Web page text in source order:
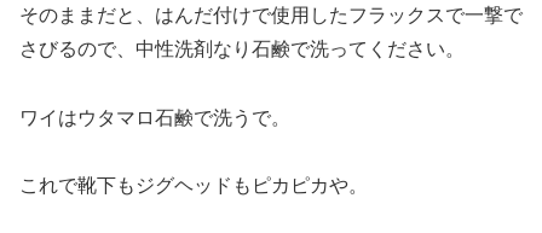
そのままだと、はんだ付けで使用したフラックスで一撃で
さびるので、中性洗剤なり石鹸で洗ってください。
ワイはウタマロ石鹸で洗うで。
これで靴下もジグヘッドもピカピカや。